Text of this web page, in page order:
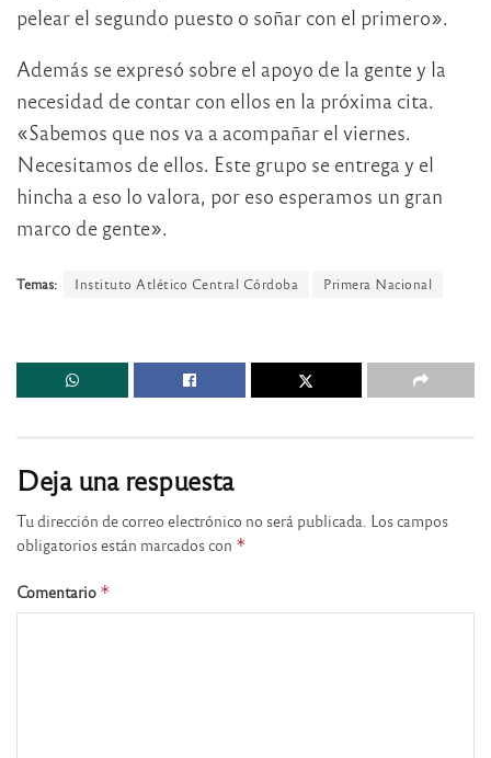
pelear el segundo puesto o soñar con el primero».
Además se expresó sobre el apoyo de la gente y la
necesidad de contar con ellos en la próxima cita.
«Sabemos que nos va a acompañar el viernes.
Necesitamos de ellos. Este grupo se entrega y el
hincha a eso lo valora, por eso esperamos un gran
marco de gente».
Temas: Instituto Atlético Central Córdoba Primera Nacional
Deja una respuesta
Tu dirección de correo electrónico no será publicada. Los campos
obligatorios están marcados con *
Comentario *